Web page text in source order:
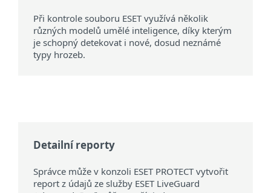
Při kontrole souboru ESET využívá několik
různých modelů umělé inteligence, díky kterým
je schopný detekovat i nové, dosud neznámé
typy hrozeb.
Detailní reporty
Správce může v konzoli ESET PROTECT vytvořit
report z údajů ze služby ESET LiveGuard